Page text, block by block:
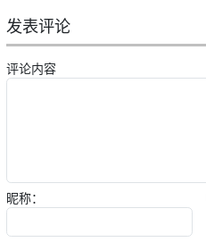
发表评论
评论内容
昵称：